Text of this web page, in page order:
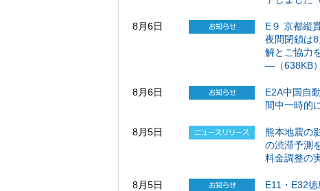
8月6日
E９ 京都縦
夜間閉鎖は
解とご協力
―（638KB）
8月6日
E2A中国自
間中一時的
8月5日
熊本地震の
の渋滞予測
料金調整の
8月5日
E11・E32